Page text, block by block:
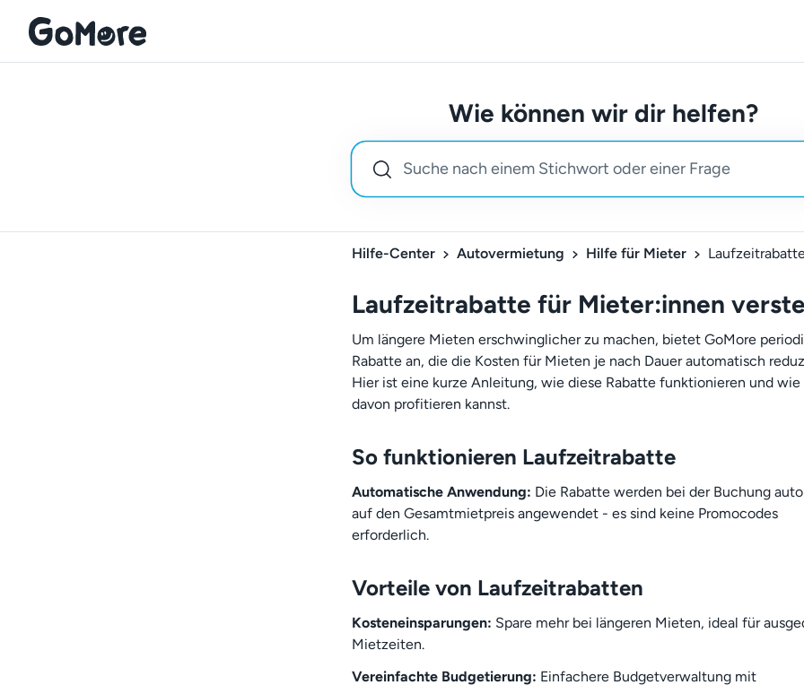
Wie können wir dir helfen?
Hilfe-Center Autovermietung Hilfe für Mieter
Laufzeitrabatte für Mieter:innen
Um längere Mieten erschwinglicher zu machen, bietet GoMore
Rabatte an, die die Kosten für Mieten je nach Dauer automatisch
Hier ist eine kurze Anleitung, wie diese Rabatte funktionieren und wie
davon profitieren kannst.
So funktionieren Laufzeitrabatte
Automatische Anwendung: Die Rabatte werden bei der Buchung
auf den Gesamtmietpreis angewendet - es sind keine Promocodes
erforderlich.
Vorteile von Laufzeitrabatten
Kosteneinsparungen: Spare mehr bei längeren Mieten, ideal für
Mietzeiten.
Vereinfachte Budgetierung: Einfachere Budgetverwaltung mit